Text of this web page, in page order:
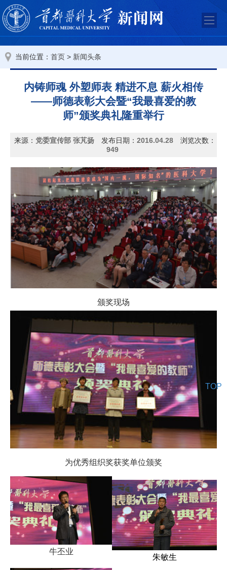
当前位置： 首页 > 新闻头条
内铸师魂 外塑师表 精进不息 薪火相传
——师德表彰大会暨“我最喜爱的教
师”颁奖典礼隆重举行
来源： 党委宣传部 张芃扬 发布日期： 2016.04.28
浏览次数：
949
颁奖现场
为优秀组织奖获奖单位颁奖
牛丕业
朱敏生
TOP